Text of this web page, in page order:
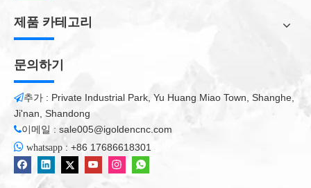
CAD / CAM이 될 것이지만 비용이 많이 듭니다.
동일한 작업을 수행 할 수있는 저렴한 CAD / CAM이 분명히있을
것입니다. 옷장 부품을 만들고 싶다면 진공 작업대가 적합합니다.
를 사용했습니다.
•경험:
익명의 사람은 자신이 고급 기계와 소프트웨어 사용에 대한 광범
위한 경험을 가지고 있다고 썼습니다.
그러나 나는 어떤 보급형 기계도 모른다. 저는 Mastercam을 사용
하여 Fanuc을 프로그래밍하지만 5 년 전까지는 Busellato 대화 컨
제품 카테고리
문의하기
추가 : Private Industrial Park, Yu Huang Miao Town, Shanghe,
Ji'nan, Shandong
이메일 : sale005@igoldencnc.com
 whatsapp : +86 17686618301